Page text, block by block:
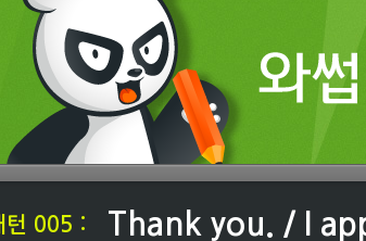
턴 005 : Thank you. / I